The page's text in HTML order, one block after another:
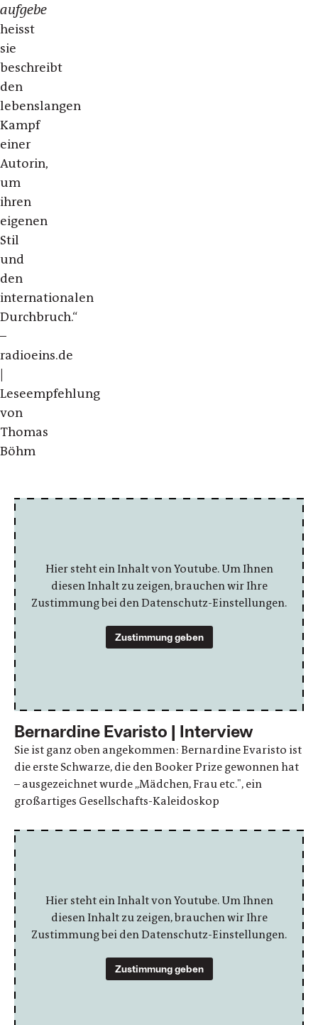
aufgebe
heisst
sie
beschreibt
den
lebenslangen
Kampf
einer
Autorin,
um
ihren
eigenen
Stil
und
den
internationalen
Durchbruch.“
–
radioeins.de
Leseempfehlung
von
Thomas
Böhm
Hier steht ein Inhalt von Youtube. Um Ihnen
diesen Inhalt zu zeigen, brauchen wir Ihre
Zustimmung bei den Datenschutz-Einstellungen.
Zustimmung geben
Bernardine Evaristo | Interview
Sie ist ganz oben angekommen: Bernardine Evaristo ist
die erste Schwarze, die den Booker Prize gewonnen hat
– ausgezeichnet wurde „Mädchen, Frau etc.", ein
großartiges Gesellschafts-Kaleidoskop
Hier steht ein Inhalt von Youtube. Um Ihnen
diesen Inhalt zu zeigen, brauchen wir Ihre
Zustimmung bei den Datenschutz-Einstellungen.
Zustimmung geben